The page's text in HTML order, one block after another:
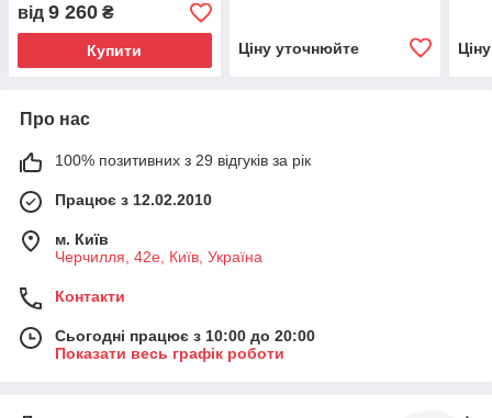
від 9 260 ₴
Купити Ціну уточнюйте
Про нас
100% позитивних з 29 відгуків за рік
Працює з 12.02.2010
м. Київ
Черчилля, 42е, Київ, Україна
Контакти
Сьогодні працює з 10:00 до 20:00
Показати весь графік роботи